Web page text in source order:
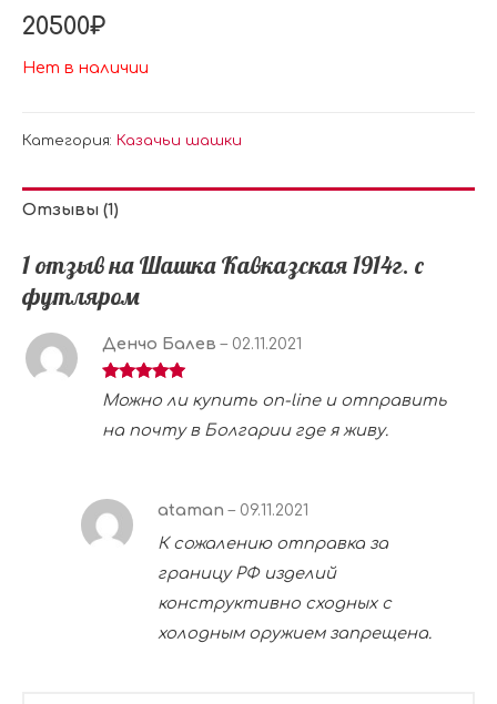
5.00из 5 на
основе
пользователя
20500₽
Нет в наличии
Категория: Казачьи шашки
Отзывы (1)
1 отзыв наШашка Кавказская 1914г. с
футляром
Оценка5
из
5
Денчо Балев– 02.11.2021
Можно ли купить on-line и отправить
на почту в Болгарии где я живу.
ataman– 09.11.2021
К сожалению отправка за
границу РФ изделий
конструктивно сходных с
холодным оружием запрещена.